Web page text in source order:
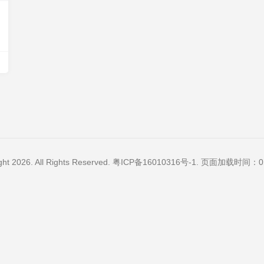
2026. All Rights Reserved. 粤ICP备16010316号-1 . 页面加载时间：